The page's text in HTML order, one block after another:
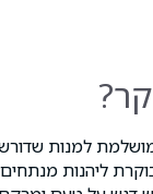
למנות
ליהנות מנתחים